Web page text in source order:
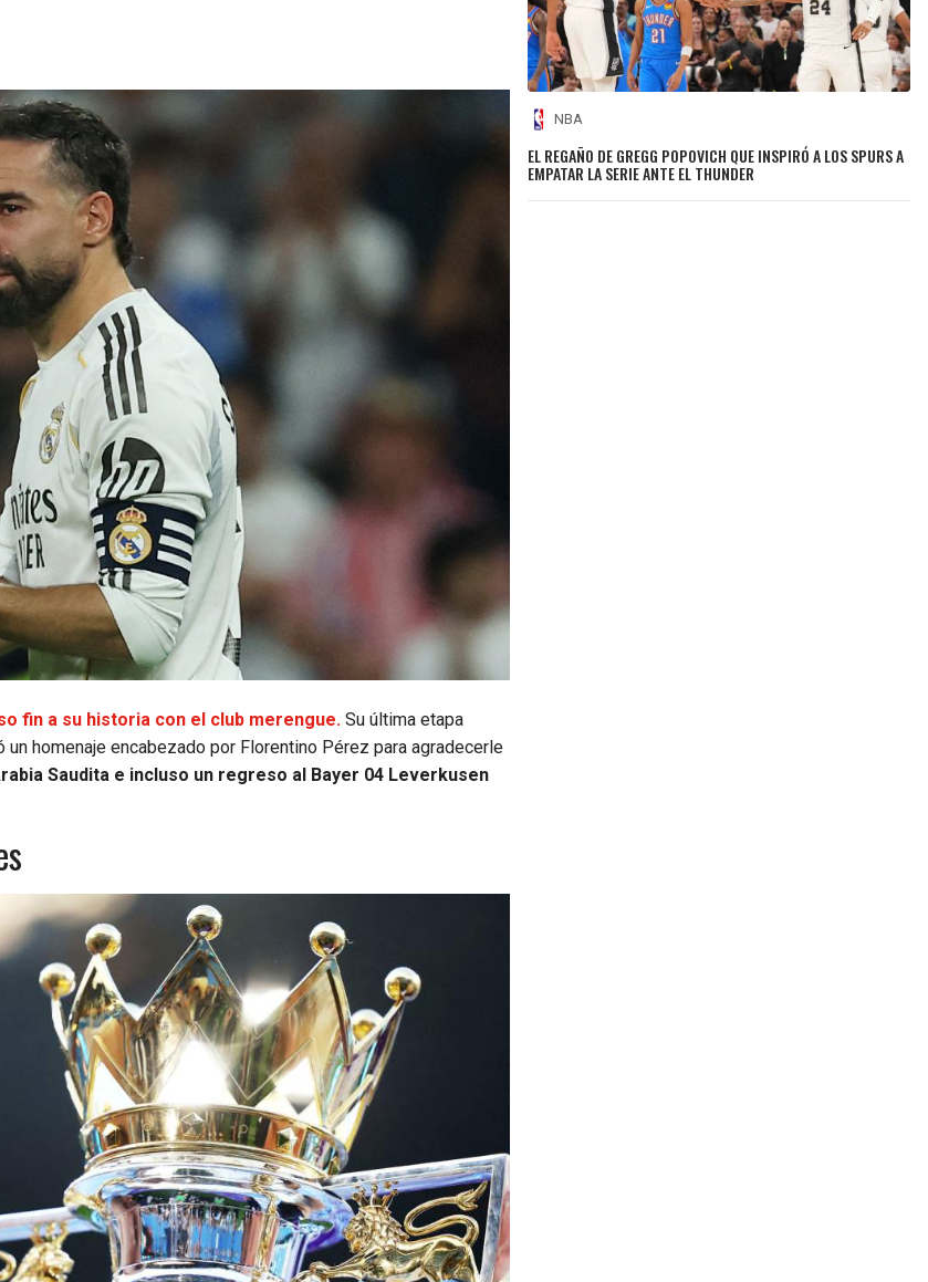
fin a su historia con el club merengue. Su última etapa
homenaje encabezado por Florentino Pérez para agradecerle
Saudita e incluso un regreso al Bayer 04 Leverkusen
NBA
EL REGAÑO DE GREGG POPOVICH QUE INSPIRÓ A LOS SPURS A
EMPATAR LA SERIE ANTE EL THUNDER